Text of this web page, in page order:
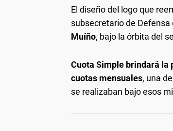
El diseño del logo que
subsecretario de
Muíño, bajo la órbita del
Cuota Simple brindará la
cuotas mensuales, una
se realizaban bajo esos